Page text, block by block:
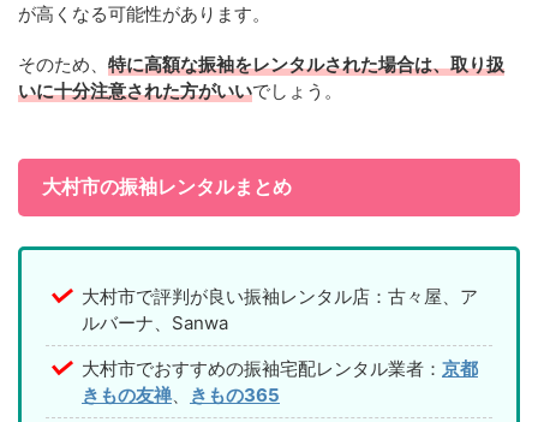
が高くなる可能性があります。
そのため、 特に高額な振袖をレンタルされた場合は、取り扱
いに十分注意された方がいいでしょう。
大村市の振袖レンタルまとめ
大村市で評判が良い振袖レンタル店：古々屋、ア
ルバーナ、Sanwa
大村市でおすすめの振袖宅配レンタル業者： 京都
きもの友禅
きもの365